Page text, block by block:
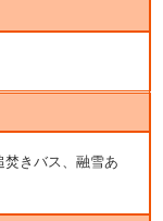
きバス、融雪あ